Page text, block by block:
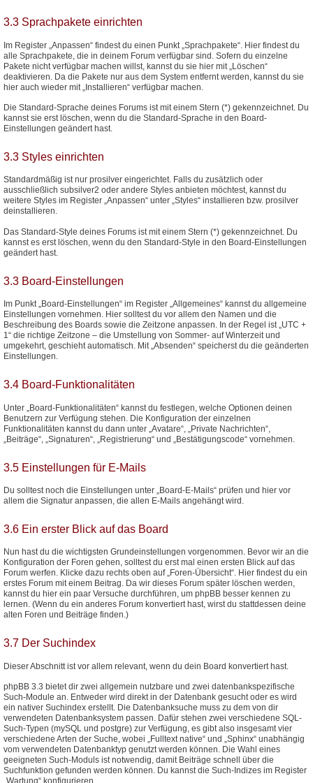
3.3 Sprachpakete einrichten
Im Register „Anpassen“ findest du einen Punkt „Sprachpakete“. Hier findest du
alle Sprachpakete, die in deinem Forum verfügbar sind. Sofern du einzelne
Pakete nicht verfügbar machen willst, kannst du sie hier mit „Löschen“
deaktivieren. Da die Pakete nur aus dem System entfernt werden, kannst du sie
hier auch wieder mit „Installieren“ verfügbar machen.
Die Standard-Sprache deines Forums ist mit einem Stern (*) gekennzeichnet. Du
kannst sie erst löschen, wenn du die Standard-Sprache in den Board-
Einstellungen geändert hast.
3.3 Styles einrichten
Standardmäßig ist nur prosilver eingerichtet. Falls du zusätzlich oder
ausschließlich subsilver2 oder andere Styles anbieten möchtest, kannst du
weitere Styles im Register „Anpassen“ unter „Styles“ installieren bzw. prosilver
deinstallieren.
Das Standard-Style deines Forums ist mit einem Stern (*) gekennzeichnet. Du
kannst es erst löschen, wenn du den Standard-Style in den Board-Einstellungen
geändert hast.
3.3 Board-Einstellungen
Im Punkt „Board-Einstellungen“ im Register „Allgemeines“ kannst du allgemeine
Einstellungen vornehmen. Hier solltest du vor allem den Namen und die
Beschreibung des Boards sowie die Zeitzone anpassen. In der Regel ist „UTC +
1“ die richtige Zeitzone – die Umstellung von Sommer- auf Winterzeit und
umgekehrt, geschieht automatisch. Mit „Absenden“ speicherst du die geänderten
Einstellungen.
3.4 Board-Funktionalitäten
Unter „Board-Funktionalitäten“ kannst du festlegen, welche Optionen deinen
Benutzern zur Verfügung stehen. Die Konfiguration der einzelnen
Funktionalitäten kannst du dann unter „Avatare“, „Private Nachrichten“,
„Beiträge“, „Signaturen“, „Registrierung“ und „Bestätigungscode“ vornehmen.
3.5 Einstellungen für E-Mails
Du solltest noch die Einstellungen unter „Board-E-Mails“ prüfen und hier vor
allem die Signatur anpassen, die allen E-Mails angehängt wird.
3.6 Ein erster Blick auf das Board
Nun hast du die wichtigsten Grundeinstellungen vorgenommen. Bevor wir an die
Konfiguration der Foren gehen, solltest du erst mal einen ersten Blick auf das
Forum werfen. Klicke dazu rechts oben auf „Foren-Übersicht“. Hier findest du ein
erstes Forum mit einem Beitrag. Da wir dieses Forum später löschen werden,
kannst du hier ein paar Versuche durchführen, um phpBB besser kennen zu
lernen. (Wenn du ein anderes Forum konvertiert hast, wirst du stattdessen deine
alten Foren und Beiträge finden.)
3.7 Der Suchindex
Dieser Abschnitt ist vor allem relevant, wenn du dein Board konvertiert hast.
phpBB 3.3 bietet dir zwei allgemein nutzbare und zwei datenbankspezifische
Such-Module an. Entweder wird direkt in der Datenbank gesucht oder es wird
ein nativer Suchindex erstellt. Die Datenbanksuche muss zu dem von dir
verwendeten Datenbanksystem passen. Dafür stehen zwei verschiedene SQL-
Such-Typen (mySQL und postgre) zur Verfügung, es gibt also insgesamt vier
verschiedene Arten der Suche, wobei „Fulltext native“ und „Sphinx“ unabhängig
vom verwendeten Datenbanktyp genutzt werden können. Die Wahl eines
geeigneten Such-Moduls ist notwendig, damit Beiträge schnell über die
Suchfunktion gefunden werden können. Du kannst die Such-Indizes im Register
„Wartung“ konfigurieren.